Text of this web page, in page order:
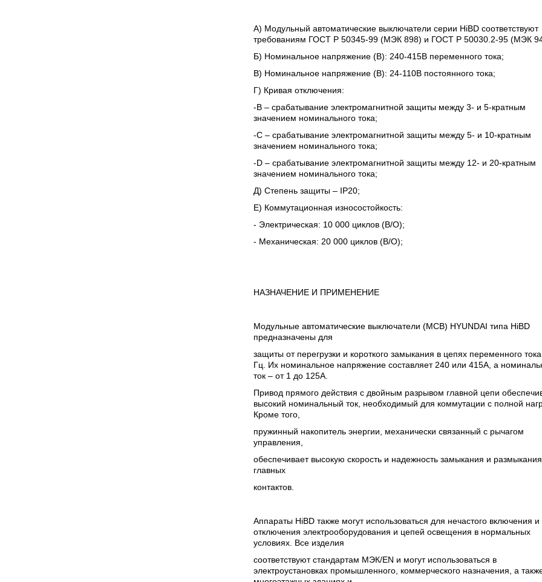
А) Модульный автоматические выключатели серии HiBD соответствуют
требованиям ГОСТ Р 50345-99 (МЭК 898) и ГОСТ Р 50030.2-95 (МЭК
Б) Номинальное напряжение (В): 240-415В переменного тока;
В) Номинальное напряжение (В): 24-110В постоянного тока;
Г) Кривая отключения:
-В – срабатывание электромагнитной защиты между 3- и 5-кратным
значением номинального тока;
-С – срабатывание электромагнитной защиты между 5- и 10-кратным
значением номинального тока;
-D – срабатывание электромагнитной защиты между 12- и 20-кратным
значением номинального тока;
Д) Степень защиты – IP20;
Е) Коммутационная износостойкость:
- Электрическая: 10 000 циклов (В/О);
- Механическая: 20 000 циклов (В/О);
НАЗНАЧЕНИЕ И ПРИМЕНЕНИЕ
Модульные автоматические выключатели (МСВ) HYUNDAI типа HiBD
предназначены для
защиты от перегрузки и короткого замыкания в цепях переменного
Гц. Их номинальное напряжение составляет 240 или 415А, а
ток – от 1 до 125А.
Привод прямого действия с двойным разрывом главной цепи
высокий номинальный ток, необходимый для коммутации с полной
Кроме того,
пружинный накопитель энергии, механически связанный с рычагом
управления,
обеспечивает высокую скорость и надежность замыкания и размыкания
главных
контактов.
Аппараты HiBD также могут использоваться для нечастого включения и
отключения электрооборудования и цепей освещения в нормальных
условиях. Все изделия
соответствуют стандартам МЭК/EN и могут использоваться в
электроустановках промышленного, коммерческого назначения, а